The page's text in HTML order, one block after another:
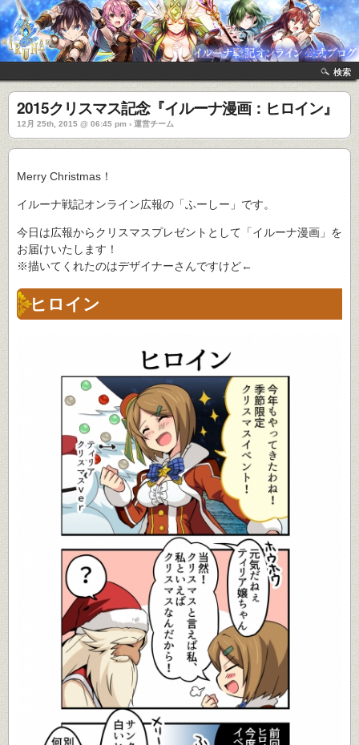
検索
2015クリスマス記念『イルーナ漫画：ヒロイン』
12月 25th, 2015 @ 06:45 pm › 運営チーム
Merry Christmas！
イルーナ戦記オンライン広報の「ふーしー」です。
今日は広報からクリスマスプレゼントとして「イルーナ漫画」を
お届けいたします！
※描いてくれたのはデザイナーさんですけど←
ヒロイン